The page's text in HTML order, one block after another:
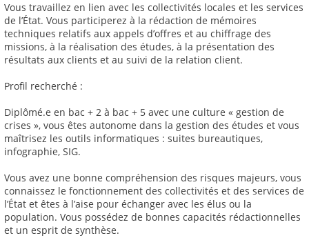
Vous travaillez en lien avec les collectivités locales et les services
de l’État. Vous participerez à la rédaction de mémoires
techniques relatifs aux appels d’offres et au chiffrage des
missions, à la réalisation des études, à la présentation des
résultats aux clients et au suivi de la relation client.
Profil recherché :
Diplômé.e en bac + 2 à bac + 5 avec une culture « gestion de
crises », vous êtes autonome dans la gestion des études et vous
maîtrisez les outils informatiques : suites bureautiques,
infographie, SIG.
Vous avez une bonne compréhension des risques majeurs, vous
connaissez le fonctionnement des collectivités et des services de
l’État et êtes à l’aise pour échanger avec les élus ou la
population. Vous possédez de bonnes capacités rédactionnelles
et un esprit de synthèse.